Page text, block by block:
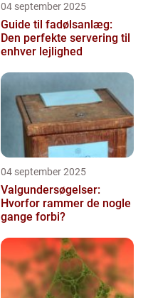
04 september 2025
Guide til fadølsanlæg:
Den perfekte servering til
enhver lejlighed
04 september 2025
Valgundersøgelser:
Hvorfor rammer de nogle
gange forbi?